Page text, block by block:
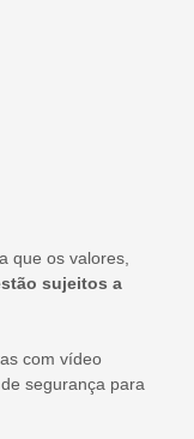
que os valores,
sujeitos a
com vídeo
segurança para